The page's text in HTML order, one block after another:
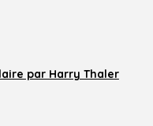
par Harry Thaler